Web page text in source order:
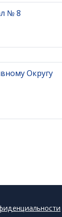
№ 8
Округу